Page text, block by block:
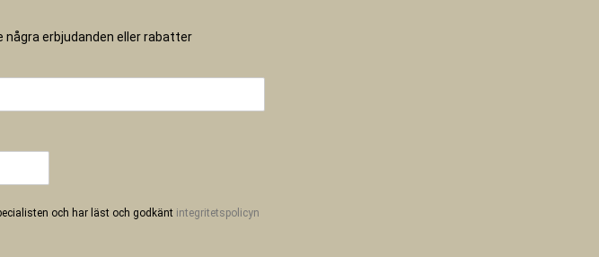
några erbjudanden eller rabatter
och har läst och godkänt integritetspolicyn